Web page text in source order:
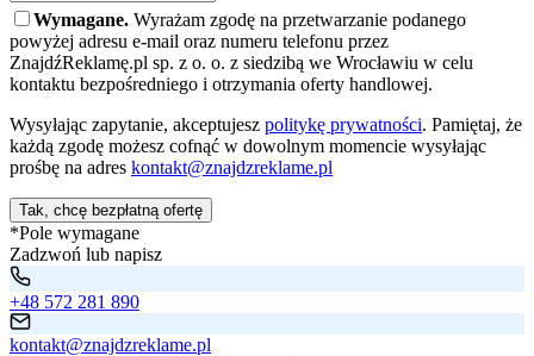
Wymagane. Wyrażam zgodę na przetwarzanie podanego
powyżej adresu e-mail oraz numeru telefonu przez
ZnajdźReklamę.pl sp. z o. o. z siedzibą we Wrocławiu w celu
kontaktu bezpośredniego i otrzymania oferty handlowej.
Wysyłając zapytanie, akceptujesz politykę prywatności. Pamiętaj, że
każdą zgodę możesz cofnąć w dowolnym momencie wysyłając
prośbę na adres kontakt@znajdzreklame.pl
Tak, chcę bezpłatną ofertę
*Pole wymagane
Zadzwoń lub napisz
+48 572 281 890
kontakt@znajdzreklame.pl